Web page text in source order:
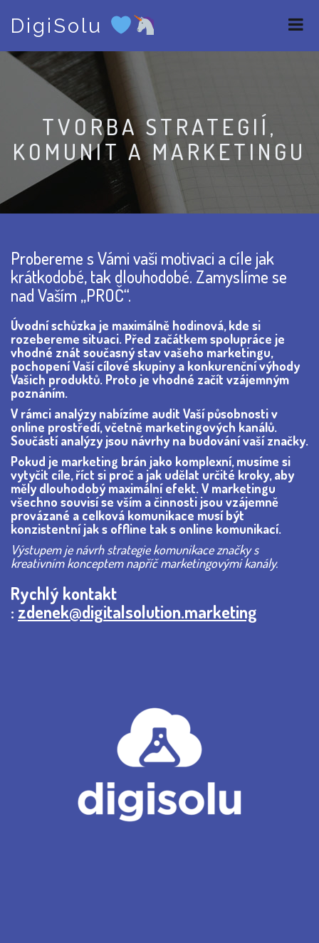
p
DigiSolu
TVORBA STRATEGIÍ,
KOMUNIT A MARKETINGU
Probereme s Vámi vaši motivaci a cíle jak
krátkodobé, tak dlouhodobé. Zamyslíme se
nad Vaším „PROČ“.
Úvodní schůzka je maximálně hodinová, kde si
rozebereme situaci. Před začátkem spolupráce je
vhodné znát současný stav vašeho marketingu,
pochopení Vaší cílové skupiny a konkurenční výhody
Vašich produktů. Proto je vhodné začít vzájemným
poznáním.
V rámci analýzy nabízíme audit Vaší působnosti v
online prostředí, včetně marketingových kanálů.
Součástí analýzy jsou návrhy na budování vaší značky.
Pokud je marketing brán jako komplexní, musíme si
vytyčit cíle, říct si proč a jak udělat určité kroky, aby
měly dlouhodobý maximální efekt. V marketingu
všechno souvisí se vším a činnosti jsou vzájemně
provázané a celková komunikace musí být
konzistentní jak s offline tak s online komunikací.
Výstupem je návrh strategie komunikace značky s
kreativním konceptem napříč marketingovými kanály.
Rychlý kontakt
: zdenek@digitalsolution.marketing